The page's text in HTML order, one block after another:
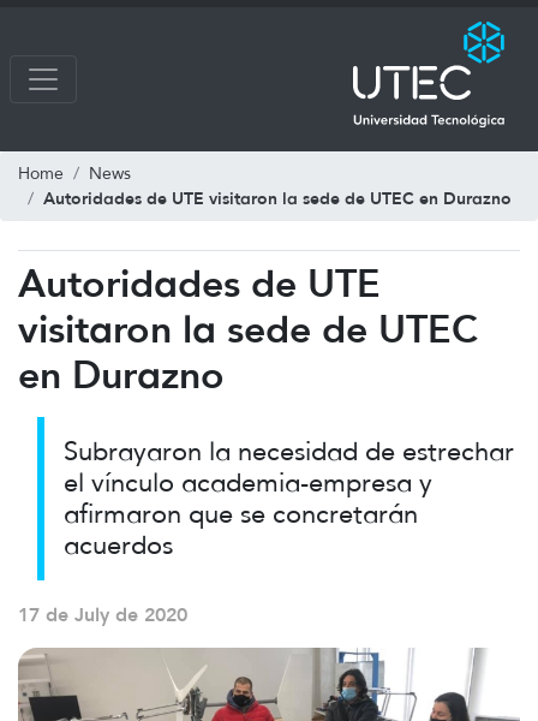
Home News
Autoridades de UTE visitaron la sede de UTEC en Durazno
Autoridades de UTE
visitaron la sede de UTEC
en Durazno
Subrayaron la necesidad de estrechar
el vínculo academia-empresa y
afirmaron que se concretarán
acuerdos
17 de July de 2020